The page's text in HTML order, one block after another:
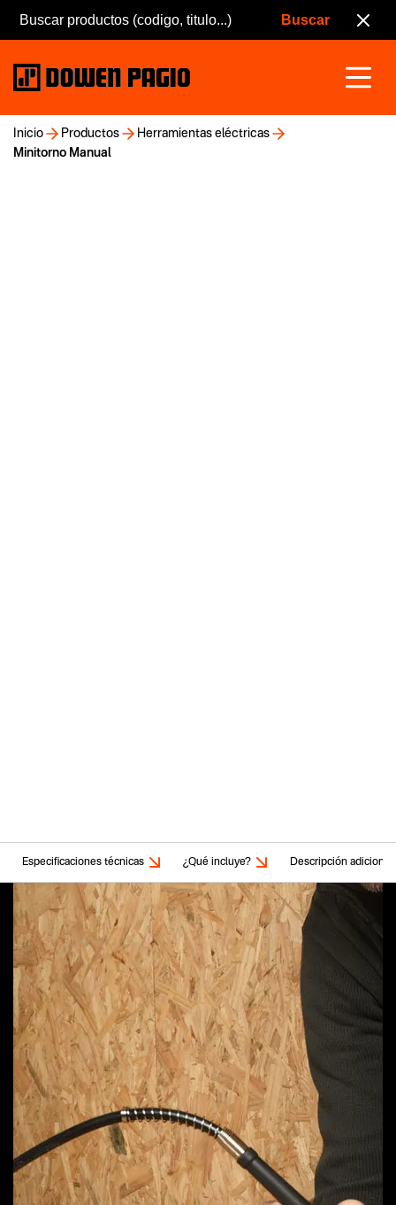
Inicio Productos
Herramientas eléctricas
Minitorno Manual
Especificaciones técnicas ¿Qué incluye? Descripción adicional